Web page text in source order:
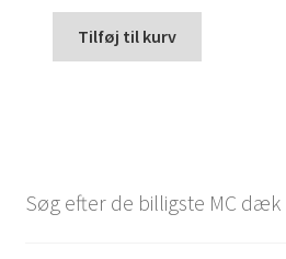
Tilføj til kurv
Søg efter de billigste MC dæk